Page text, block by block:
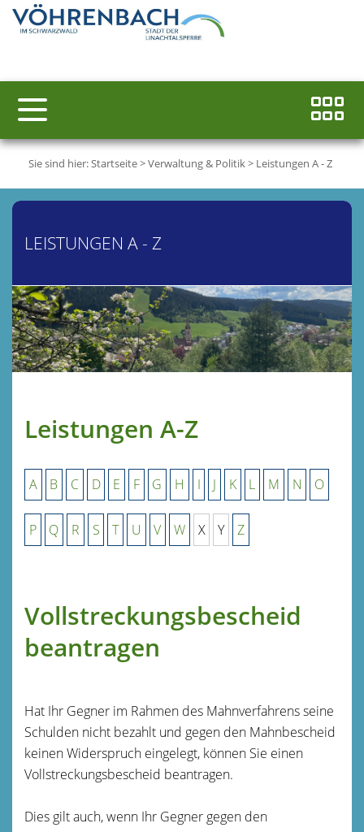
Sie sind hier:Startseite>Verwaltung & Politik> Leistungen A - Z
LEISTUNGEN A - Z
Leistungen A-Z
A B C D E F G H I J K L M N O
P Q R S T U V W X Y Z
Vollstreckungsbescheid
beantragen
Hat Ihr Gegner im Rahmen des Mahnverfahrens seine
Schulden nicht bezahlt und gegen den Mahnbescheid
keinen Widerspruch eingelegt, können Sie einen
Vollstreckungsbescheid beantragen.
Dies gilt auch, wenn Ihr Gegner gegen den